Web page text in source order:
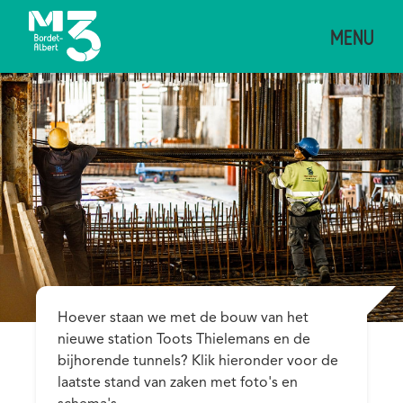
Overslaan
de
inhoud
gaan
MENU
Description
Hoever staan we met de bouw van het
nieuwe station Toots Thielemans en de
bijhorende tunnels? Klik hieronder voor de
laatste stand van zaken met foto's en